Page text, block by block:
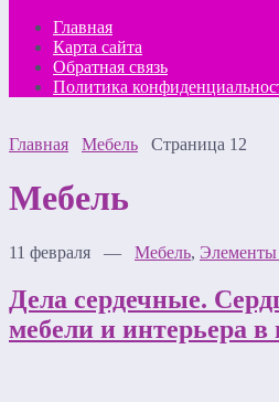
Главная
Карта сайта
Обратная связь
Политика
Главная Мебель Страница 12
Мебель
11 февраля — Мебель, Элементы
Дела сердечные.
мебели и интерьера в